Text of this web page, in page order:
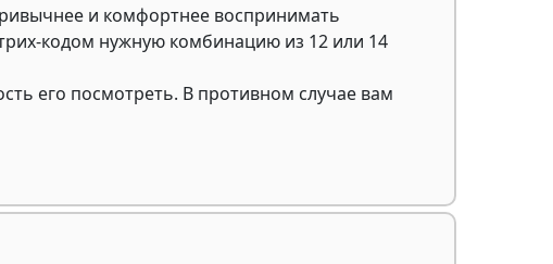
и комфортнее воспринимать
кодом нужную комбинацию из 12 или 14
его посмотреть. В противном случае вам